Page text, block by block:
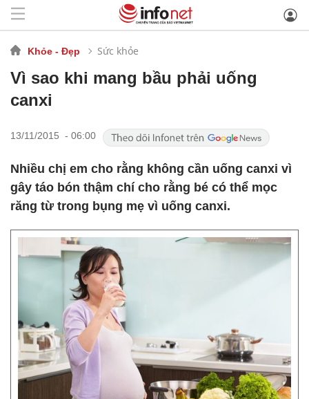
Khỏe - Đẹp Sức khỏe
Vì sao khi mang bầu phải uống
canxi
13/11/2015 - 06:00
Nhiều chị em cho rằng không cần uống canxi vì
gây táo bón thậm chí cho rằng bé có thể mọc
răng từ trong bụng mẹ vì uống canxi.